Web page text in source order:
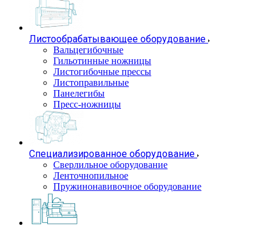
Листообрабатывающее оборудование
Вальцегибочные
Гильотинные ножницы
Листогибочные прессы
Листоправильные
Панелегибы
Пресс-ножницы
Специализированное оборудование
Сверлильное оборудование
Ленточнопильное
Пружинонавивочное оборудование